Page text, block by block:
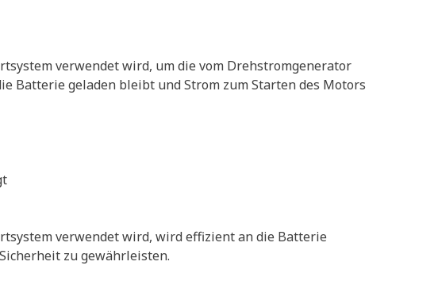
verwendet wird, um die vom Drehstromgenerator
Batterie geladen bleibt und Strom zum Starten des Motors
verwendet wird, wird effizient an die Batterie
zu gewährleisten.